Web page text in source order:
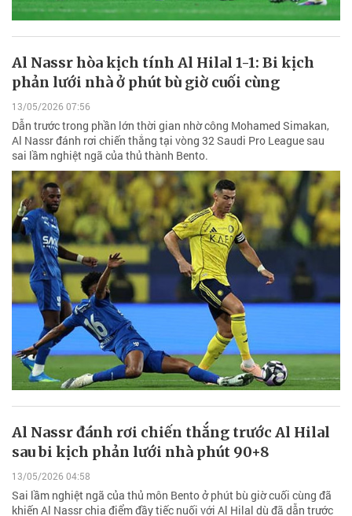
Al Nassr hòa kịch tính Al Hilal 1-1: Bi kịch
phản lưới nhà ở phút bù giờ cuối cùng
13/05/2026 07:56
Dẫn trước trong phần lớn thời gian nhờ công Mohamed Simakan,
Al Nassr đánh rơi chiến thắng tại vòng 32 Saudi Pro League sau
sai lầm nghiệt ngã của thủ thành Bento.
Al Nassr đánh rơi chiến thắng trước Al Hilal
sau bi kịch phản lưới nhà phút 90+8
13/05/2026 04:58
Sai lầm nghiệt ngã của thủ môn Bento ở phút bù giờ cuối cùng đã
khiến Al Nassr chia điểm đầy tiếc nuối với Al Hilal dù đã dẫn trước